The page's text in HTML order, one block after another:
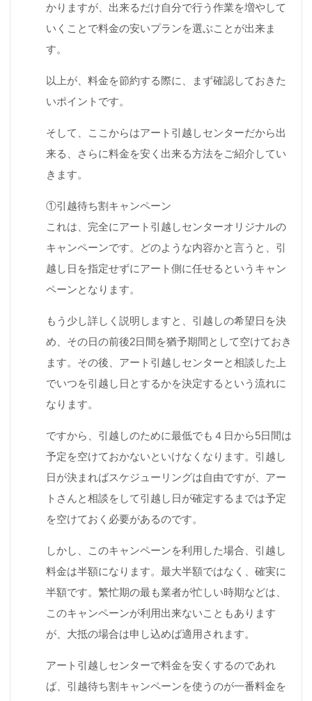
かりますが、出来るだけ自分で行う作業を増やして
いくことで料金の安いプランを選ぶことが出来ま
す。
以上が、料金を節約する際に、まず確認しておきた
いポイントです。
そして、ここからはアート引越しセンターだから出
来る、さらに料金を安く出来る方法をご紹介してい
きます。
①引越待ち割キャンペーン
これは、完全にアート引越しセンターオリジナルの
キャンペーンです。どのような内容かと言うと、引
越し日を指定せずにアート側に任せるというキャン
ペーンとなります。
もう少し詳しく説明しますと、引越しの希望日を決
め、その日の前後2日間を猶予期間として空けておき
ます。その後、アート引越しセンターと相談した上
でいつを引越し日とするかを決定するという流れに
なります。
ですから、引越しのために最低でも４日から5日間は
予定を空けておかないといけなくなります。引越し
日が決まればスケジューリングは自由ですが、アー
トさんと相談をして引越し日が確定するまでは予定
を空けておく必要があるのです。
しかし、このキャンペーンを利用した場合、引越し
料金は半額になります。最大半額ではなく、確実に
半額です。繁忙期の最も業者が忙しい時期などは、
このキャンペーンが利用出来ないこともあります
が、大抵の場合は申し込めば適用されます。
アート引越しセンターで料金を安くするのであれ
ば、引越待ち割キャンペーンを使うのが一番料金を